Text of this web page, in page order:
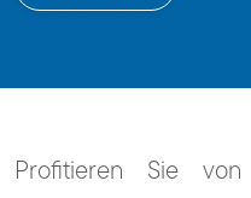
Profitieren Sie